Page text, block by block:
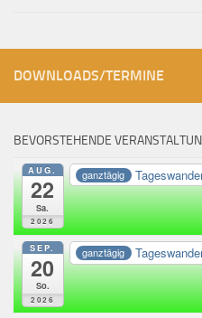
DOWNLOADS/TERMINE
BEVORSTEHENDE
AUG.
22
Sa.
2026
ganztägig
SEP.
20
So.
2026
ganztägig